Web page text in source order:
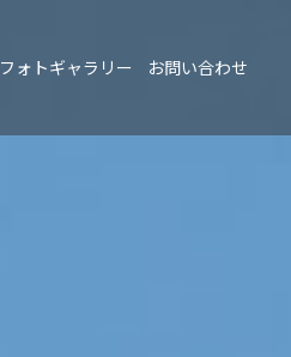
フォトギャラリー お問い合わせ